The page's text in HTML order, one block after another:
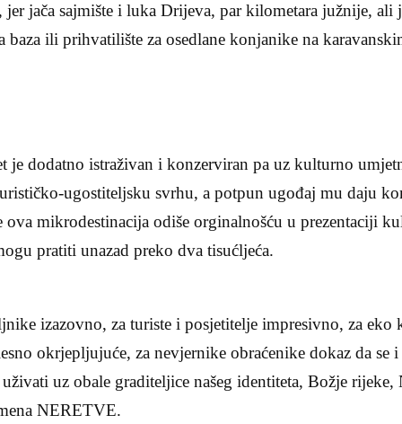
jer jača sajmište i luka Drijeva, par kilometara južnije, ali
baza ili prihvatilište za osedlane konjanike na
dodatno istraživan i konzerviran pa uz kulturno
ugostiteljsku svrhu, a potpun ugođaj mu daju
ova mikrodestinacija odiše orginalnošću u prezentaciji
pratiti unazad preko dva tisućljeća.
izazovno, za turiste i posjetitelje impresivno, za eko
okrjepljujuće, za nevjernike obraćenike dokaz da se
uz obale graditeljice našeg identiteta, Božje rijeke,
NERETVE.